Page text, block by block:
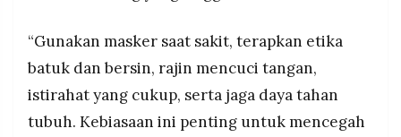
“Gunakan masker saat sakit, terapkan etika
batuk dan bersin, rajin mencuci tangan,
istirahat yang cukup, serta jaga daya tahan
tubuh. Kebiasaan ini penting untuk mencegah